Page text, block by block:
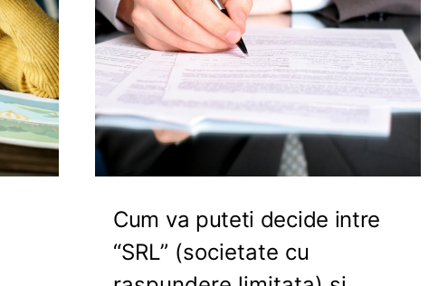
Cum va puteti decide intre
“SRL” (societate cu